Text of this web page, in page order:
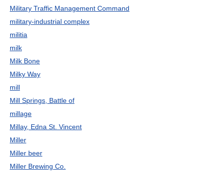
Military Traffic Management Command
military-industrial complex
militia
milk
Milk Bone
Milky Way
mill
Mill Springs, Battle of
millage
Millay, Edna St. Vincent
Miller
Miller beer
Miller Brewing Co.